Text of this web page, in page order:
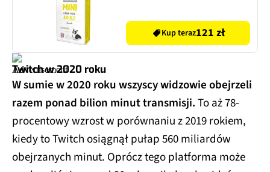
Kup teraz121 zł
Twitch w 2020 roku
W sumie w 2020 roku wszyscy widzowie obejrzeli
razem ponad bilion minut transmisji.To aż 78-
procentowy wzrost w porównaniu z 2019 rokiem,
kiedy to Twitch osiągnął pułap 560 miliardów
obejrzanych minut. Oprócz tego platforma może